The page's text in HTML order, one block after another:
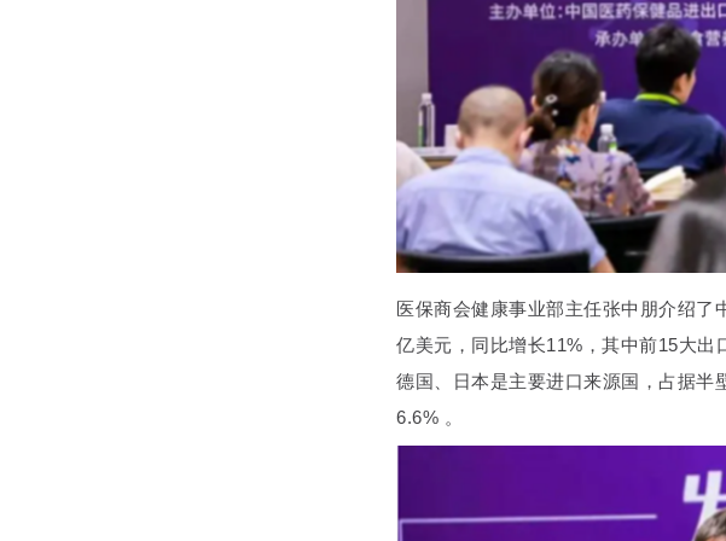
医保商会健康事业部主任张中朋介绍了
亿美元，同比增长11%，其中前15大出
德国、日本是主要进口来源国，占据半
6.6% 。